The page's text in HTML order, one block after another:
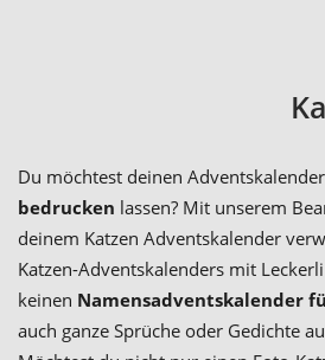
Du möchtest deinen
bedrucken lassen? Mit unserem
deinem Katzen Adventskalender
Katzen-Adventskalenders mit
keinen Namensadventskalender
auch ganze Sprüche oder Gedichte